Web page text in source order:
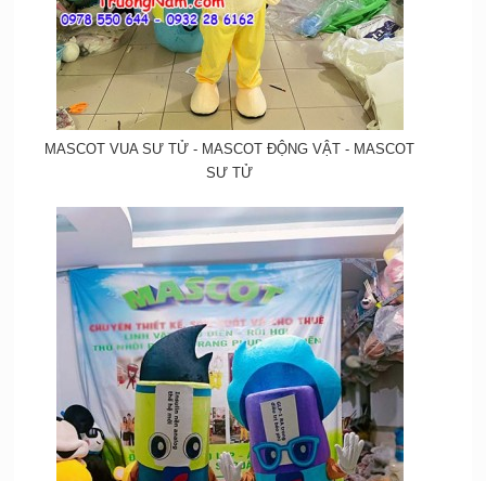
MASCOT VUA SƯ TỬ - MASCOT ĐỘNG VẬT - MASCOT
SƯ TỬ